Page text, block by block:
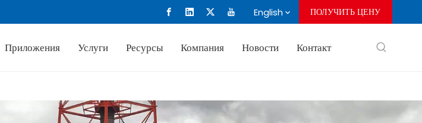
English ПОЛУЧИТЬ ЦЕНУ
Приложения Услуги Ресурсы Компания Новости Контакт